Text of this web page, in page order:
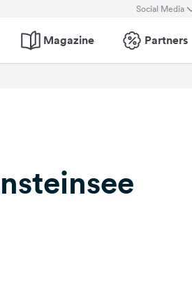
Social Media
Magazine Partners